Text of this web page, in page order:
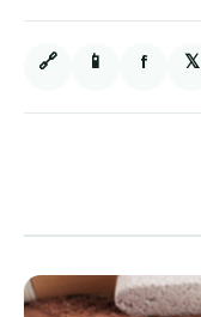
𝕏
f
📱
🔗